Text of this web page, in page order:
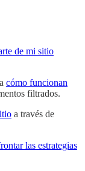
de mi sitio
cómo funcionan
filtrados.
a través de
las estrategias